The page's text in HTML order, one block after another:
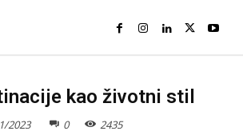
kao životni stil
2023 0 2435